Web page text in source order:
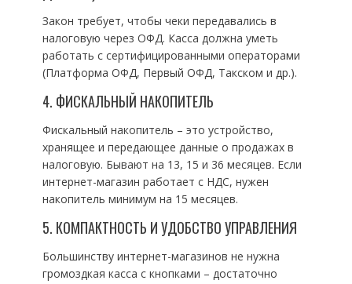
Закон требует, чтобы чеки передавались в
налоговую через ОФД. Касса должна уметь
работать с сертифицированными операторами
(Платформа ОФД, Первый ОФД, Такском и др.).
4. ФИСКАЛЬНЫЙ НАКОПИТЕЛЬ
Фискальный накопитель – это устройство,
хранящее и передающее данные о продажах в
налоговую. Бывают на 13, 15 и 36 месяцев. Если
интернет-магазин работает с НДС, нужен
накопитель минимум на 15 месяцев.
5. КОМПАКТНОСТЬ И УДОБСТВО УПРАВЛЕНИЯ
Большинству интернет-магазинов не нужна
громоздкая касса с кнопками – достаточно